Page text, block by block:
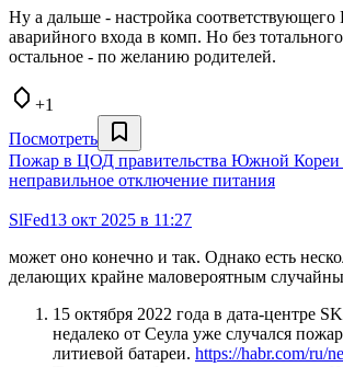
Ну а дальше - настройка
аварийного входа в комп. Но без
остальное - по желанию родителей.
+1
Посмотреть
Пожар в ЦОД правительства Южной Кореи
неправильное отключение питания
SlFed13 окт 2025 в 11:27
может оно конечно и так. Однако есть
делающих крайне маловероятным
15 октября 2022 года в дата-центре
недалеко от Сеула уже случался
литиевой батареи. https://habr.com/ru/